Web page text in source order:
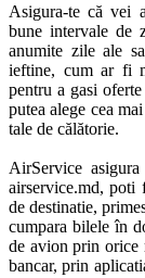
Asigura-te că vei
bune intervale de
anumite zile ale
ieftine, cum ar fi
pentru a gasi
putea alege cea
tale de călătorie.
AirService
airservice.md, poti
de destinatie,
cumpara bilele în
de avion prin orice
bancar, prin